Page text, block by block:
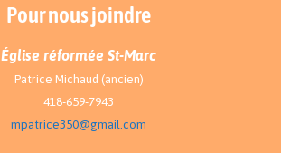
Pour nous joindre
Église réformée St-Marc
Patrice Michaud (ancien)
418-659-7943
mpatrice350@gmail.com